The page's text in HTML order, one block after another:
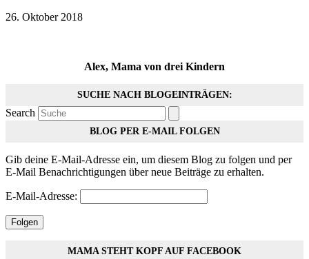
26. Oktober 2018
Alex, Mama von drei Kindern
SUCHE NACH BLOGEINTRÄGEN:
Search
BLOG PER E-MAIL FOLGEN
Gib deine E-Mail-Adresse ein, um diesem Blog zu folgen und per
E-Mail Benachrichtigungen über neue Beiträge zu erhalten.
E-Mail-Adresse:
Folgen
MAMA STEHT KOPF AUF FACEBOOK